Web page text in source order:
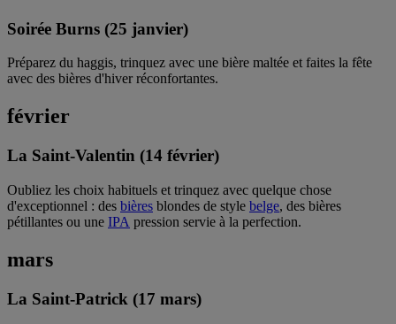
Soirée Burns (25 janvier)
Préparez du haggis, trinquez avec une bière maltée et faites la fête
avec des bières d'hiver réconfortantes.
février
La Saint-Valentin (14 février)
Oubliez les choix habituels et trinquez avec quelque chose
d'exceptionnel : des bières blondes de style belge, des bières
pétillantes ou une IPA pression servie à la perfection.
mars
La Saint-Patrick (17 mars)